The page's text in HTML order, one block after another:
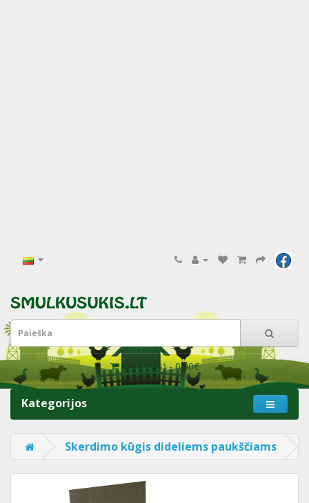
0 prekė(s) - 0.00€
Kategorijos
Skerdimo kūgis dideliems paukščiams